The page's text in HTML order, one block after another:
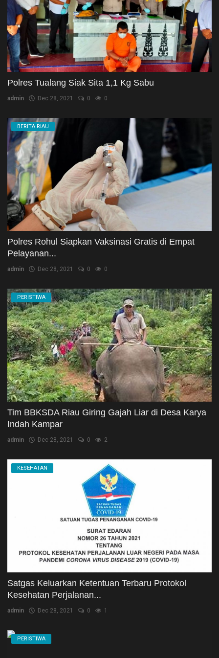
Polres Tualang Siak Sita 1,1 Kg Sabu
admin Dec 28, 2021 0 0
BERITA RIAU
Polres Rohul Siapkan Vaksinasi Gratis di Empat
Pelayanan...
admin Dec 28, 2021 0 0
PERISTIWA
Tim BBKSDA Riau Giring Gajah Liar di Desa Karya
Indah Kampar
admin Dec 28, 2021 0 2
KESEHATAN
Satgas Keluarkan Ketentuan Terbaru Protokol
Kesehatan Perjalanan...
admin Dec 28, 2021 0 1
PERISTIWA